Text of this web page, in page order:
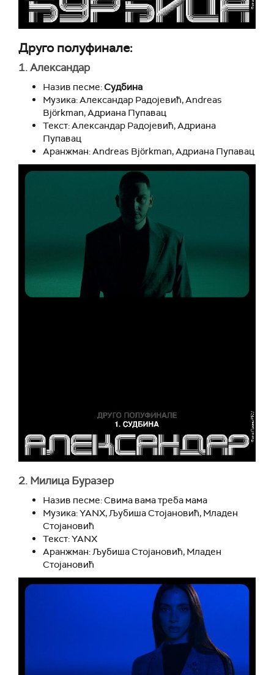
Друго полуфинале:
1. Александар
Назив песме:Судбина
Музика: Александар Радојевић, Andreas
Björkman, Адриана Пупавац
Текст: Александар Радојевић, Адриана
Пупавац
Аранжман: Andreas Björkman, Адриана Пупавац
2. Милица Буразер
Назив песме: Свима вама треба мама
Музика: YANX, Љубиша Стојановић, Младен
Стојановић
Текст: YANX
Аранжман: Љубиша Стојановић, Младен
Стојановић